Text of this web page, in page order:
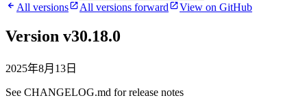
All versions
All versions forward View on GitHub
Version v30.18.0
2025年8月13日
See CHANGELOG.md for release notes